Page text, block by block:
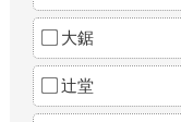
大鋸
辻堂